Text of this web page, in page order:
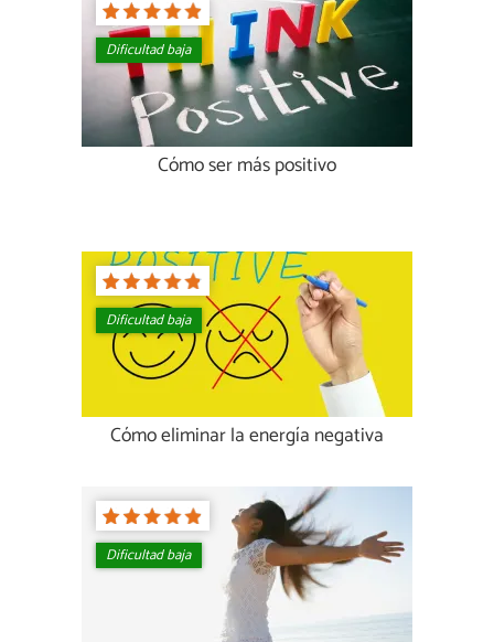
Dificultad baja
Cómo ser más positivo
Dificultad baja
Cómo eliminar la energía negativa
Dificultad baja